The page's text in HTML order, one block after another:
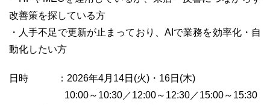
改善策を探している方
・人手不足で更新が止まっており、AIで業務を効率化・自
動化したい方
日時 ：2026年4月14日(火)・16日(木)
10:00～10:30／12:00～12:30／15:00～15:30